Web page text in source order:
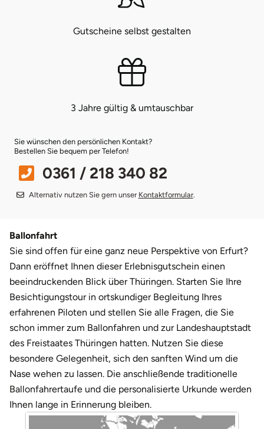
Gutscheine selbst gestalten
3 Jahre gültig & umtauschbar
Sie wünschen den persönlichen Kontakt?
Bestellen Sie bequem per Telefon!
0361 / 218 340 82
Alternativ nutzen Sie gern unser Kontaktformular.
Ballonfahrt
Sie sind offen für eine ganz neue Perspektive von Erfurt?
Dann eröffnet Ihnen dieser Erlebnisgutschein einen
beeindruckenden Blick über Thüringen. Starten Sie Ihre
Besichtigungstour in ortskundiger Begleitung Ihres
erfahrenen Piloten und stellen Sie alle Fragen, die Sie
schon immer zum Ballonfahren und zur Landeshauptstadt
des Freistaates Thüringen hatten. Nutzen Sie diese
besondere Gelegenheit, sich den sanften Wind um die
Nase wehen zu lassen. Die anschließende traditionelle
Ballonfahrertaufe und die personalisierte Urkunde werden
Ihnen lange in Erinnerung bleiben.
Riesa
Ruhrgebiet
Sömmerda
Weimar
sächsische Schweiz
Weimar
Weißenfels